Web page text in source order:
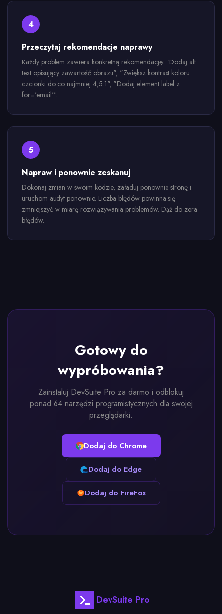
4
Przeczytaj rekomendacje naprawy
Każdy problem zawiera konkretną rekomendację: "Dodaj alt
text opisujący zawartość obrazu", "Zwiększ kontrast koloru
czcionki do co najmniej 4,5:1", "Dodaj element label z
for='email'".
5
Napraw i ponownie zeskanuj
Dokonaj zmian w swoim kodzie, załaduj ponownie stronę i
uruchom audyt ponownie. Liczba błędów powinna się
zmniejszyć w miarę rozwiązywania problemów. Dąż do zera
błędów.
Gotowy do
wypróbowania?
Zainstaluj DevSuite Pro za darmo i odblokuj
ponad 64 narzędzi programistycznych dla swojej
przeglądarki.
Dodaj do Chrome
Dodaj do Edge
Dodaj do FireFox
DevSuite Pro